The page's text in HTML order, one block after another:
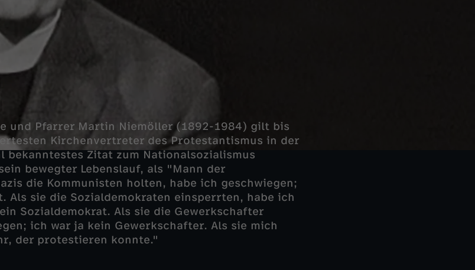
und Pfarrer Martin Niemöller (1892-1984) gilt bis
Kirchenvertreter des Protestantismus in der
bekanntestes Zitat zum Nationalsozialismus
bewegter Lebenslauf, als "Mann der
die Kommunisten holten, habe ich geschwiegen;
Als sie die Sozialdemokraten einsperrten, habe ich
Sozialdemokrat. Als sie die Gewerkschafter
ich war ja kein Gewerkschafter. Als sie mich
der protestieren konnte."